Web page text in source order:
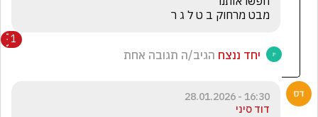
מבט מרחוק ב ט ל ג ר
1
יחד ננצח הגיב/ה תגובה אחת
16:30 - 28.01.2026
דוד סיני